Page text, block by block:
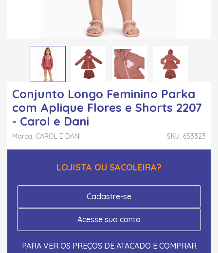
Conjunto Longo Feminino Parka
com Aplique Flores e Shorts 2207
- Carol e Dani
SKU: 653323
Marca: CAROL E DANI
LOJISTA OU SACOLEIRA?
Cadastre-se
Acesse sua conta
PARA VER OS PREÇOS DE ATACADO E COMPRAR